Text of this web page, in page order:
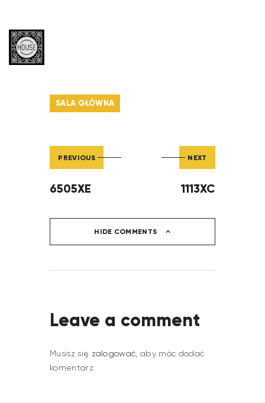
SALA GŁÓWNA
PREVIOUS
6505XE
NEXT
1113XC
HIDE COMMENTS
Leave a comment
Musisz się zalogować, aby móc dodać
komentarz.